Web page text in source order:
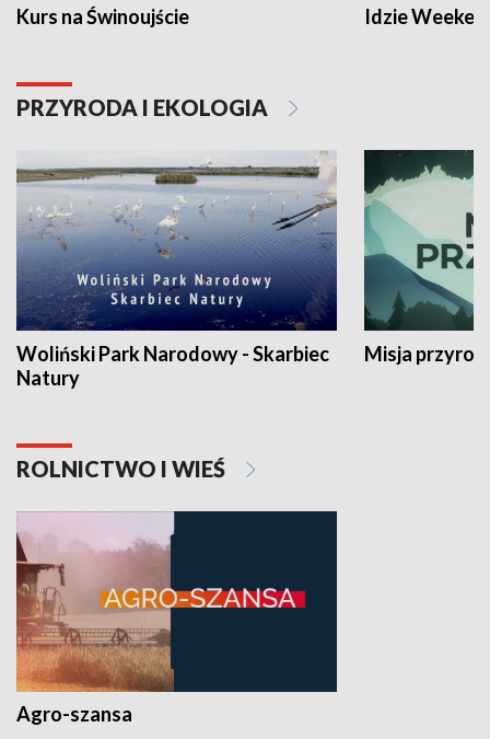
Kurs na Świnoujście Idzie
PRZYRODA I EKOLOGIA
Woliński Park Narodowy - Skarbiec
Natury
Misja
ROLNICTWO I WIEŚ
Agro-szansa